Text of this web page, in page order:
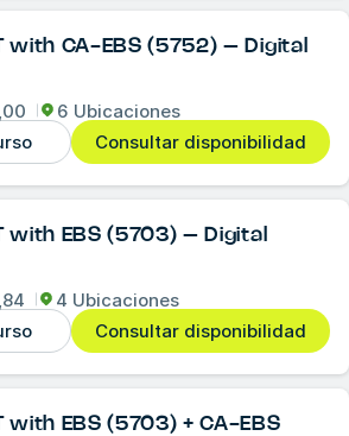
with CA-EBS (5752) – Digital
6 Ubicaciones
Consultar disponibilidad
with EBS (5703) – Digital
4 Ubicaciones
Consultar disponibilidad
with EBS (5703) + CA-EBS